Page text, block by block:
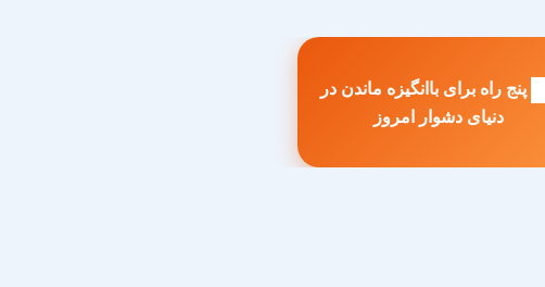
مطلب
پنج راه برای باانگیزه ماندن در
دنیای دشوار امروز